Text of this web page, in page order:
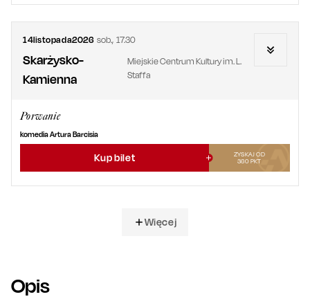
14listopada2026 sob.,17.30
Skarżysko-
Kamienna
Miejskie Centrum Kultury im. L.
Staffa
Porwanie
komedia Artura Barcisia
Kup bilet
ZYSKAJ OD
360 PKT
Więcej
Opis